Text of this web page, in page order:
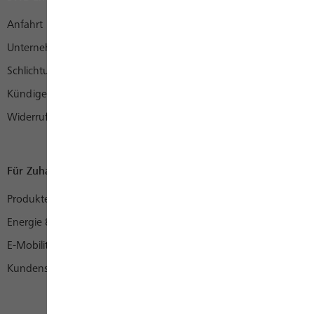
Anfahrt
Unternehmen
Schlichtungsstelle
Kündigen
Widerruf
Für Zuhause
Produkte
Energie & mehr
E-Mobility
Kundenservice